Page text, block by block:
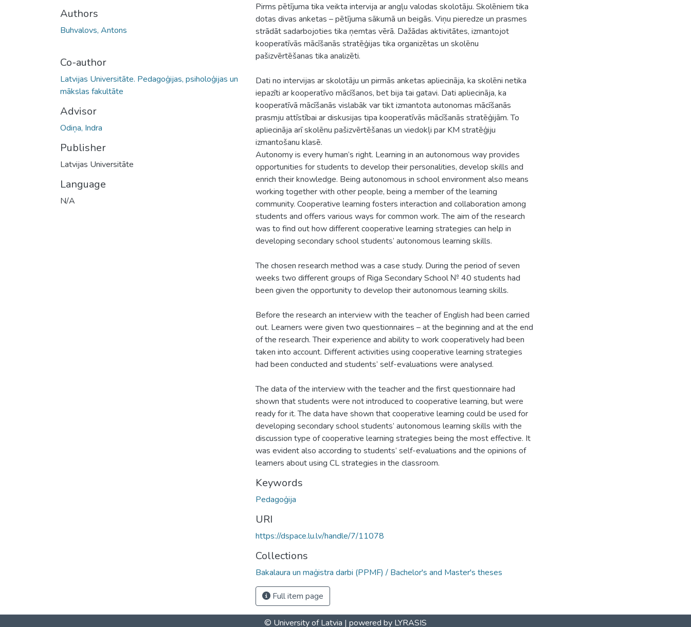
Authors
Buhvalovs, Antons
Co-author
Latvijas Universitāte. Pedagoģijas, psiholoģijas un
mākslas fakultāte
Advisor
Odiņa, Indra
Publisher
Latvijas Universitāte
Language
N/A
Pirms pētījuma tika veikta intervija ar angļu valodas skolotāju. Skolēniem tika
dotas divas anketas – pētījuma sākumā un beigās. Viņu pieredze un prasmes
strādāt sadarbojoties tika ņemtas vērā. Dažādas aktivitātes, izmantojot
kooperatīvās mācīšanās stratēģijas tika organizētas un skolēnu
pašizvērtēšanas tika analizēti.
Dati no intervijas ar skolotāju un pirmās anketas apliecināja, ka skolēni netika
iepazīti ar kooperatīvo mācīšanos, bet bija tai gatavi. Dati apliecināja, ka
kooperatīvā mācīšanās vislabāk var tikt izmantota autonomas mācīšanās
prasmju attīstībai ar diskusijas tipa kooperatīvās mācīšanās stratēģijām. To
apliecināja arī skolēnu pašizvērtēšanas un viedokļi par KM stratēģiju
izmantošanu klasē.
Autonomy is every human’s right. Learning in an autonomous way provides
opportunities for students to develop their personalities, develop skills and
enrich their knowledge. Being autonomous in school environment also means
working together with other people, being a member of the learning
community. Cooperative learning fosters interaction and collaboration among
students and offers various ways for common work. The aim of the research
was to find out how different cooperative learning strategies can help in
developing secondary school students’ autonomous learning skills.
The chosen research method was a case study. During the period of seven
weeks two different groups of Riga Secondary School № 40 students had
been given the opportunity to develop their autonomous learning skills.
Before the research an interview with the teacher of English had been carried
out. Learners were given two questionnaires – at the beginning and at the end
of the research. Their experience and ability to work cooperatively had been
taken into account. Different activities using cooperative learning strategies
had been conducted and students’ self-evaluations were analysed.
The data of the interview with the teacher and the first questionnaire had
shown that students were not introduced to cooperative learning, but were
ready for it. The data have shown that cooperative learning could be used for
developing secondary school students’ autonomous learning skills with the
discussion type of cooperative learning strategies being the most effective. It
was evident also according to students’ self-evaluations and the opinions of
learners about using CL strategies in the classroom.
Keywords
Pedagoģija
URI
https://dspace.lu.lv/handle/7/11078
Collections
Bakalaura un maģistra darbi (PPMF) / Bachelor's and Master's theses
Full item page
© University of Latvia | powered by LYRASIS